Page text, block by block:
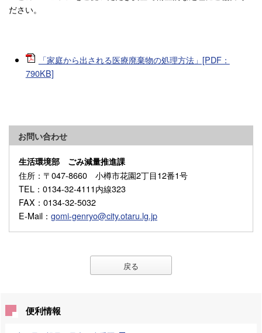
ださい。
「家庭から出される医療廃棄物の処理方法」[PDF：
790KB]
お問い合わせ
生活環境部 ごみ減量推進課
住所 ：〒047-8660 小樽市花園2丁目12番1号
TEL ：0134-32-4111内線323
FAX ：0134-32-5032
E-Mail ： gomi-genryo@city.otaru.lg.jp
戻る
便利情報